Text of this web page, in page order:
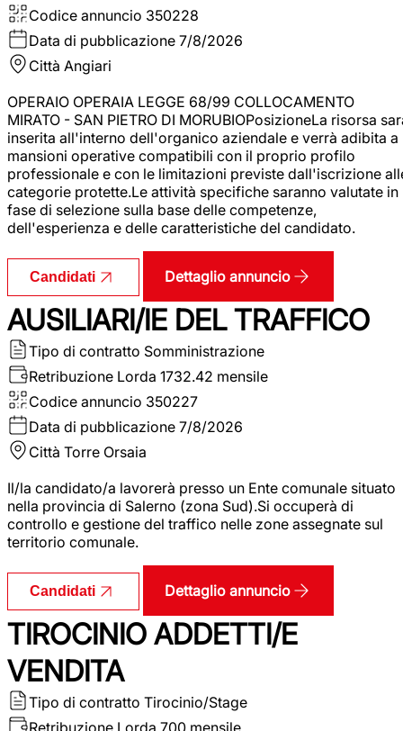
Codice annuncio 350228
Data di pubblicazione 7/8/2026
Città Angiari
OPERAIO OPERAIA LEGGE 68/99 COLLOCAMENTO
MIRATO - SAN PIETRO DI MORUBIOPosizioneLa risorsa
inserita all'interno dell'organico aziendale e verrà adibita a
mansioni operative compatibili con il proprio profilo
professionale e con le limitazioni previste dall'iscrizione
categorie protette.Le attività specifiche saranno valutate in
fase di selezione sulla base delle competenze,
dell'esperienza e delle caratteristiche del candidato.
Candidati Dettaglio annuncio
AUSILIARI/IE DEL TRAFFICO
Tipo di contratto Somministrazione
Retribuzione Lorda 1732.42 mensile
Codice annuncio 350227
Data di pubblicazione 7/8/2026
Città Torre Orsaia
Il/la candidato/a lavorerà presso un Ente comunale situato
nella provincia di Salerno (zona Sud).Si occuperà di
controllo e gestione del traffico nelle zone assegnate sul
territorio comunale.
Candidati Dettaglio annuncio
TIROCINIO ADDETTI/E
VENDITA
Tipo di contratto Tirocinio/Stage
Retribuzione Lorda 700 mensile